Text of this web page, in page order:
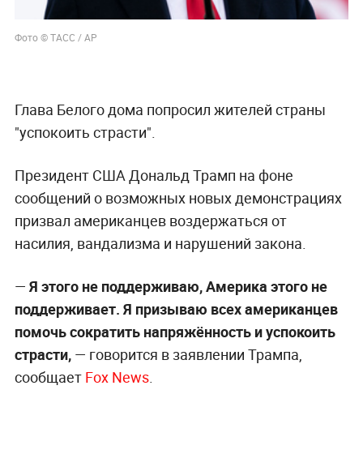
Фото © ТАСС / AP
Глава Белого дома попросил жителей страны
"успокоить страсти".
Президент США Дональд Трамп на фоне
сообщений о возможных новых демонстрациях
призвал американцев воздержаться от
насилия, вандализма и нарушений закона.
— Я этого не поддерживаю, Америка этого не
поддерживает. Я призываю всех американцев
помочь сократить напряжённость и успокоить
страсти,— говорится в заявлении Трампа,
сообщает Fox News.